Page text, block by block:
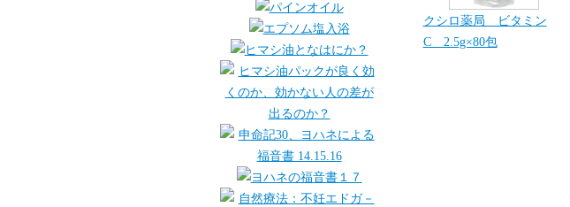
クシロ薬局 ビタミン
C 2.5g×80包